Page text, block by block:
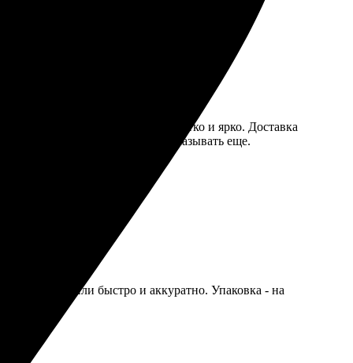
Качество на высоте, все четко и ярко. Доставка
заказа. Сейчас планирую заказывать еще.
Изготовили быстро и аккуратно. Упаковка - на